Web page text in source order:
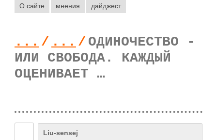
О сайте мнения дайджест
... / ... / ОДИНОЧЕСТВО -
ИЛИ СВОБОДА. КАЖДЫЙ
ОЦЕНИВАЕТ …
Liu-sensej